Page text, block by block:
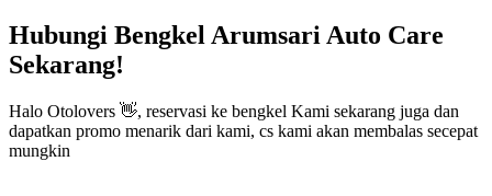
Hubungi Bengkel Arumsari Auto Care
Sekarang!
Halo Otolovers 👋, reservasi ke bengkel Kami sekarang juga dan
dapatkan promo menarik dari kami, cs kami akan membalas secepat
mungkin